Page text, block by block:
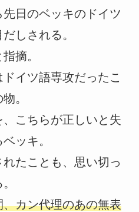
日のベッキのドイツ
しされる。
摘。
イツ語専攻だったこ
。
こちらが正しいと失
ッキ。
たことも、思い切っ
カン代理のあの無表